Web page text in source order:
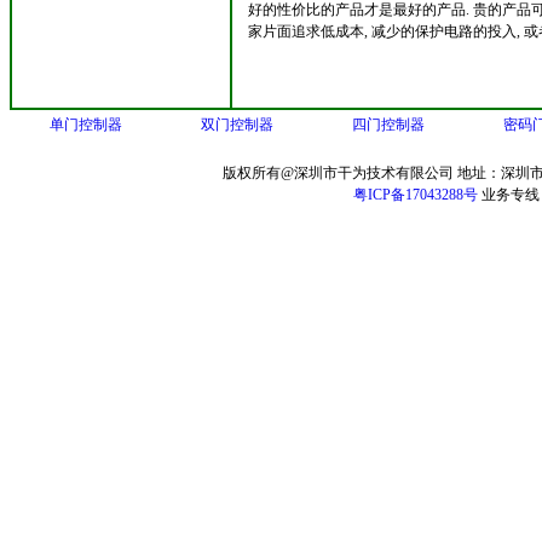
好的性价比的产品才是最好的产品. 贵的产品
家片面追求低成本, 减少的保护电路的投入,
单门控制器 双门控制器 四门控制器 密码
版权所有@深圳市干为技术有限公司 地址：深圳
粤ICP备17043288号业务专线